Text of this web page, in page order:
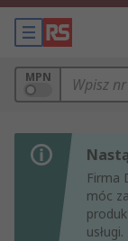
MPN
Firma
móc
usługi.